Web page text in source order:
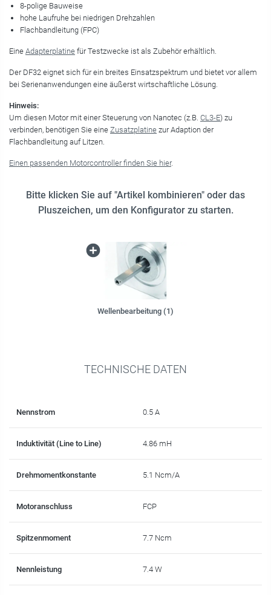
8-polige Bauweise
hohe Laufruhe bei niedrigen Drehzahlen
Flachbandleitung (FPC)
Eine Adapterplatine für Testzwecke ist als Zubehör erhältlich.
Der DF32 eignet sich für ein breites Einsatzspektrum und bietet vor allem
bei Serienanwendungen eine äußerst wirtschaftliche Lösung.
Hinweis:
Um diesen Motor mit einer Steuerung von Nanotec (z.B. CL3-E) zu
verbinden, benötigen Sie eine Zusatzplatine zur Adaption der
Flachbandleitung auf Litzen.
Einen passenden Motorcontroller finden Sie hier.
Bitte klicken Sie auf "Artikel kombinieren" oder das
Pluszeichen, um den Konfigurator zu starten.
Wellenbearbeitung (1)
TECHNISCHE DATEN
Nennstrom 0.5 A
Induktivität (Line to Line) 4.86 mH
Drehmomentkonstante 5.1 Ncm/A
Motoranschluss FCP
Spitzenmoment 7.7 Ncm
Nennleistung 7.4 W